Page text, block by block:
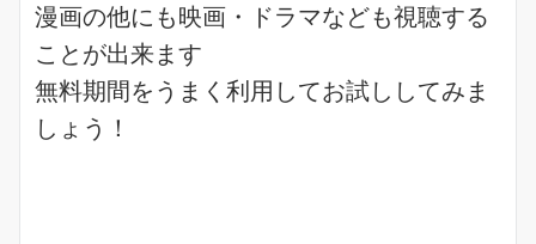
漫画の他にも映画 ・ ドラマなども視聴する
ことが出来ます
無料期間をうまく利用してお試ししてみま
しょう！